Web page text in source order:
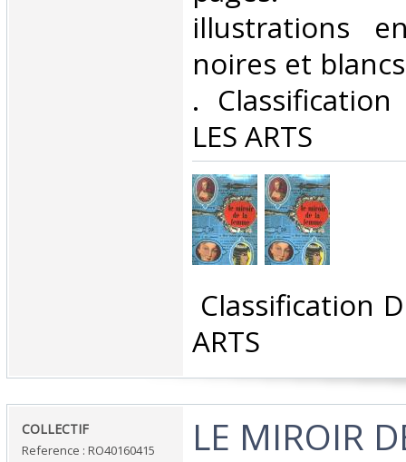
illustrations
noires et
.
LES ARTS‎
Classification
ARTS‎
‎COLLECTIF‎
Reference : RO40160415
‎LE MIROIR